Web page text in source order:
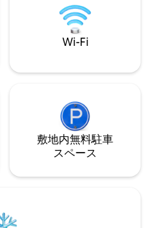
レビで
認でき、
た、お部
するため
バスルー
部屋
ます。 こ
快適に眺
屋は、織
わってい
ます。
Wi-Fi
敷地内無料駐⁠車
ス⁠ペ⁠ー⁠ス